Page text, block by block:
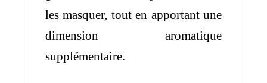
les masquer, tout en apportant une
dimension aromatique
supplémentaire.